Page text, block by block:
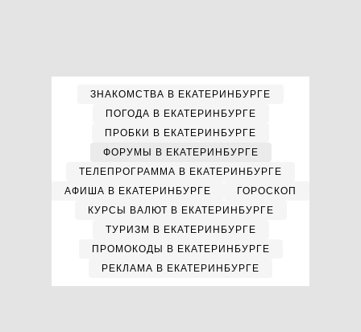
ЗНАКОМСТВА В ЕКАТЕРИНБУРГЕ
ПОГОДА В ЕКАТЕРИНБУРГЕ
ПРОБКИ В ЕКАТЕРИНБУРГЕ
ФОРУМЫ В ЕКАТЕРИНБУРГЕ
ТЕЛЕПРОГРАММА В ЕКАТЕРИНБУРГЕ
АФИША В ЕКАТЕРИНБУРГЕ
ГОРОСКОП
КУРСЫ ВАЛЮТ В ЕКАТЕРИНБУРГЕ
ТУРИЗМ В ЕКАТЕРИНБУРГЕ
ПРОМОКОДЫ В ЕКАТЕРИНБУРГЕ
РЕКЛАМА В ЕКАТЕРИНБУРГЕ